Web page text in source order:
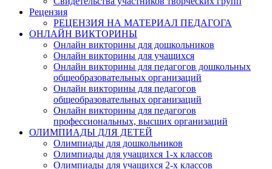
Рецензия
РЕЦЕНЗИЯ НА МАТЕРИАЛ ПЕДАГОГА
ОНЛАЙН ВИКТОРИНЫ
Онлайн викторины для дошкольников
Онлайн викторины для учащихся
Онлайн викторины для педагогов дошкольных
общеобразовательных организаций
Онлайн викторины для педагогов
общеобразовательных организаций
Онлайн викторины для педагогов
профессиональных, высших организаций
ОЛИМПИАДЫ ДЛЯ ДЕТЕЙ
Олимпиады для дошкольников
Олимпиады для учащихся 1-х классов
Олимпиады для учащихся 2-х классов